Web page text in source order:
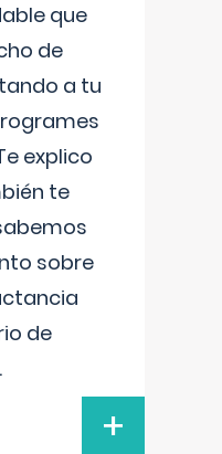
que
de
a tu
explico
te
sobre
de
+